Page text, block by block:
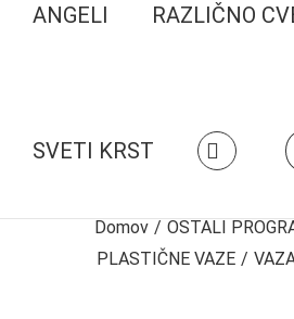
ANGELI RAZLIČNO
SVETI KRST
Domov / OSTALI
PLASTIČNE VAZE /